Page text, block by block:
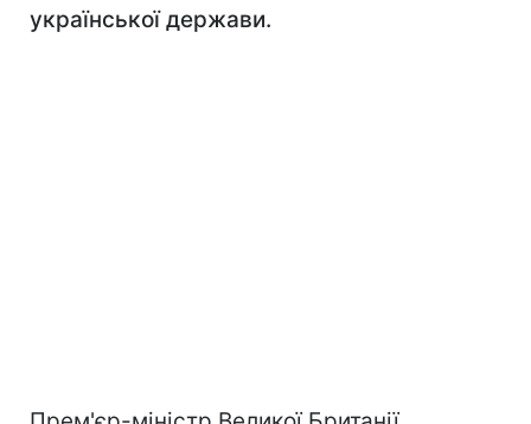
української держави.